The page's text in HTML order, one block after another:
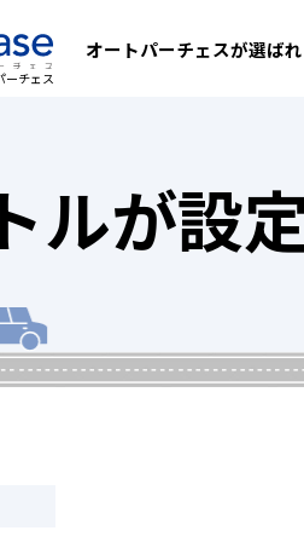
ーチェス
オートパーチェスが選ば
ルが設